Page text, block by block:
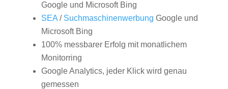
Google und Microsoft Bing
SEA/ Suchmaschinenwerbung Google und
Microsoft Bing
100% messbarer Erfolg mit monatlichem
Monitorring
Google Analytics, jeder Klick wird genau
gemessen